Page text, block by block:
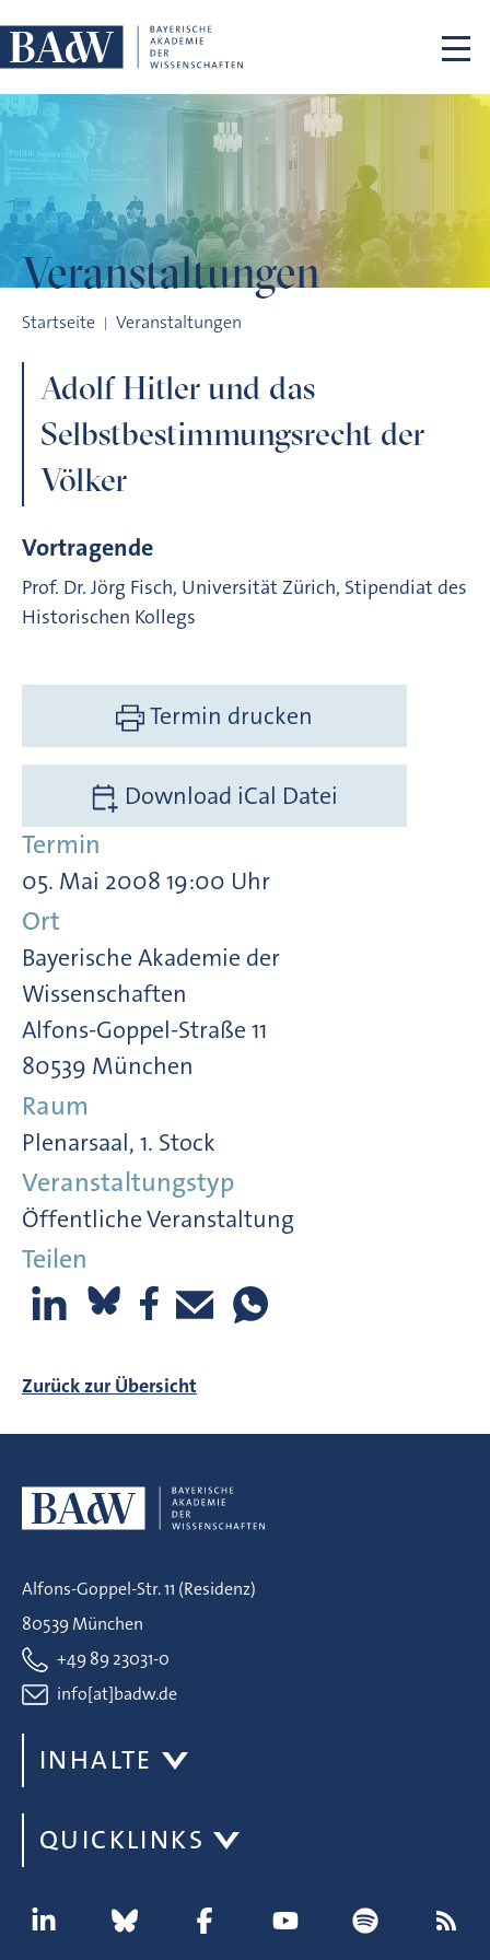
Veranstaltungen
Startseite Veranstaltungen
Adolf Hitler und das
Selbstbestimmungsrecht der
Völker
Vortragende
Prof. Dr. Jörg Fisch, Universität Zürich, Stipendiat des
Historischen Kollegs
Termin drucken
Download iCal Datei
Termin
05. Mai 2008 19:00 Uhr
Ort
Bayerische Akademie der
Wissenschaften
Alfons-Goppel-Straße 11
80539 München
Raum
Plenarsaal, 1. Stock
Veranstaltungstyp
Öffentliche Veranstaltung
Teilen
Zurück zur Übersicht
Alfons-Goppel-Str. 11 (Residenz)
80539 München
+49 89 23031-0
info[at]badw.de
INHALTE
QUICKLINKS